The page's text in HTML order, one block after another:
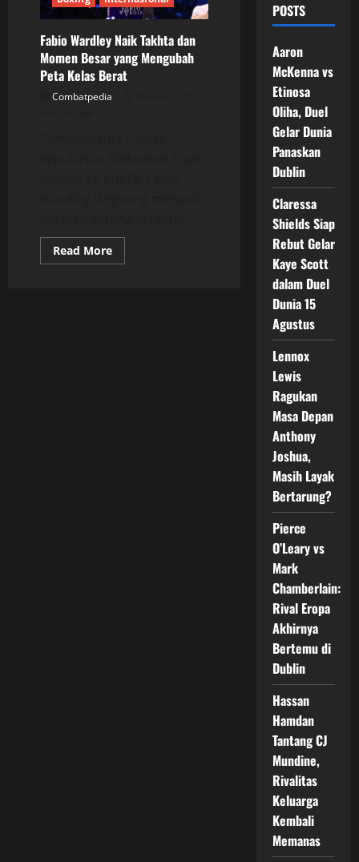
Fabio Wardley Naik Takhta dan
Momen Besar yang Mengubah
Peta Kelas Berat
Combatpedia
Read MoreRead
more
POSTS
Aaron
McKenna vs
Etinosa
Oliha, Duel
Gelar Dunia
Panaskan
Dublin
Claressa
Shields Siap
Rebut Gelar
Kaye Scott
dalam Duel
Dunia 15
Agustus
Lennox
Lewis
Ragukan
Masa Depan
Anthony
Joshua,
Masih Layak
Bertarung?
Pierce
O’Leary vs
Mark
Chamberlain:
Rival Eropa
Akhirnya
Bertemu di
Dublin
Hassan
Hamdan
Tantang CJ
Mundine,
Rivalitas
Keluarga
Kembali
Memanas